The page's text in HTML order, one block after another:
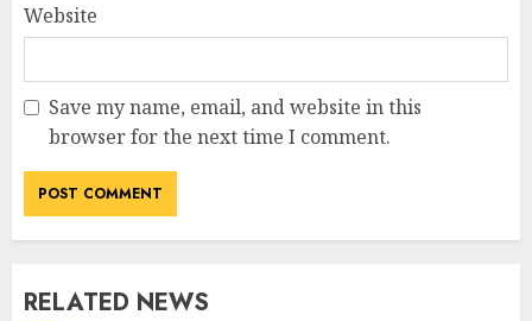
Website
Save my name, email, and website in this
browser for the next time I comment.
RELATED NEWS